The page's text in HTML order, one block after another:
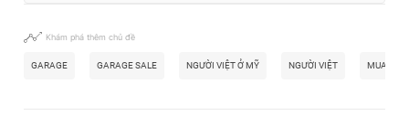
Khám phá thêm chủ đề
GARAGE GARAGE SALE NGƯỜI VIỆT Ở MỸ NGƯỜI VIỆT MUA